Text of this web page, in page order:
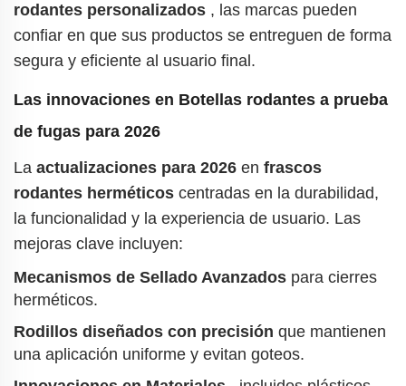
rodantes personalizados , las marcas pueden
confiar en que sus productos se entreguen de forma
segura y eficiente al usuario final.
Las innovaciones en Botellas rodantes a prueba
de fugas para 2026
La actualizaciones para 2026 en frascos
rodantes herméticos centradas en la durabilidad,
la funcionalidad y la experiencia de usuario. Las
mejoras clave incluyen:
Mecanismos de Sellado Avanzados para cierres
herméticos.
Rodillos diseñados con precisión que mantienen
una aplicación uniforme y evitan goteos.